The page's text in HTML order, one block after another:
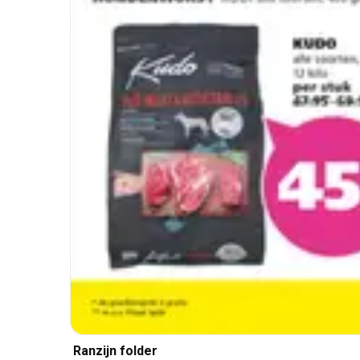
Ranzijn folder